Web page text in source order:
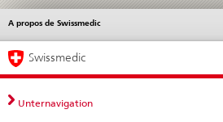
Navigation
directe:
actualités,
bases
Actualités & Mises à
normes
A propos de Swissmedic
Service
Navigation
Swissmedic
Unternavigation